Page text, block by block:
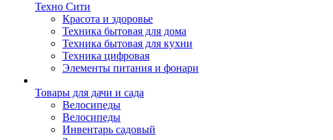
Техно Сити
Красота и здоровье
Техника бытовая для дома
Техника бытовая для кухни
Техника цифровая
Элементы питания и фонари
Товары для дачи и сада
Велосипеды
Велосипеды
Инвентарь садовый